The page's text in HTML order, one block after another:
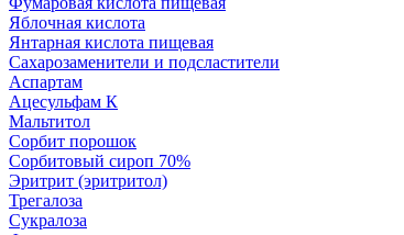
Яблочная кислота
Янтарная кислота пищевая
Сахарозаменители и подсластители
Аспартам
Ацесульфам К
Мальтитол
Сорбит порошок
Сорбитовый сироп 70%
Эритрит (эритритол)
Трегалоза
Сукралоза